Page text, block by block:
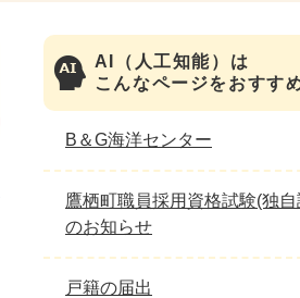
AI（人工知能）は
こんなページをおすす
B＆G海洋センター
鷹栖町職員採用資格試験(独
のお知らせ
戸籍の届出